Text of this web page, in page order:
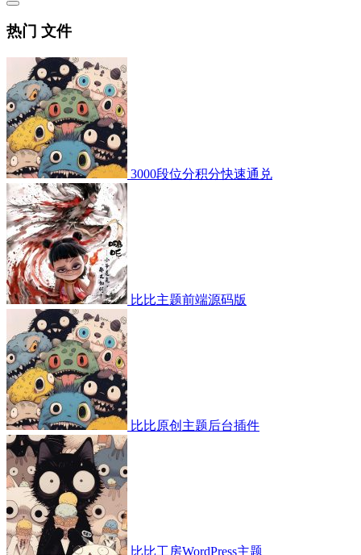
热门 文件
3000段位分积分快速通兑
比比主题前端源码版
比比原创主题后台插件
比比工房WordPress主题